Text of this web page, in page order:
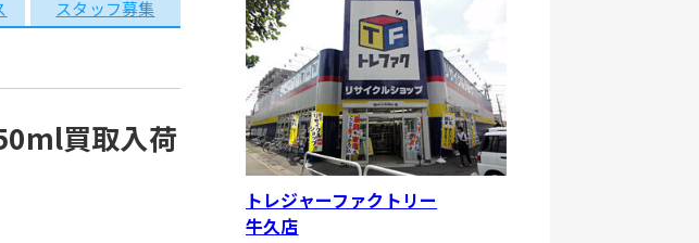
スタッフ募集
買取入荷
トレジャーファクトリー
牛久店